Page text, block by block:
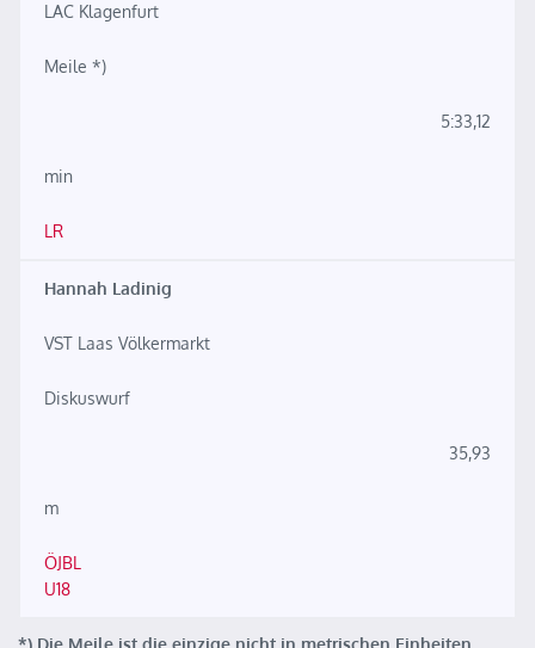
LAC Klagenfurt
Meile *)
5:33,12
min
LR
Hannah Ladinig
VST Laas Völkermarkt
Diskuswurf
35,93
m
ÖJBL
U18
*) Die Meile ist die einzige nicht in metrischen Einheiten